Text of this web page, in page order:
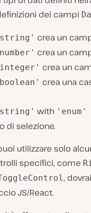
dei campi
crea un
crea un
crea un
crea una
with
di selezione.
utilizzare solo
specifici, come
,
JS/React.